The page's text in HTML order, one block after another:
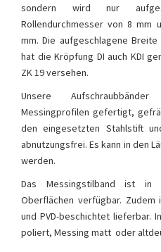
sondern wird nur
Rollendurchmesser von 8 mm
mm. Die aufgeschlagene
hat die Kröpfung DI auch KDI
ZK 19 versehen.
Unsere
Messingprofilen gefertigt,
den eingesetzten Stahlstift
abnutzungsfrei. Es kann in den
werden.
Das Messingstilband ist in
Oberflächen verfügbar. Zudem
und PVD-beschichtet lieferbar.
poliert, Messing matt oder